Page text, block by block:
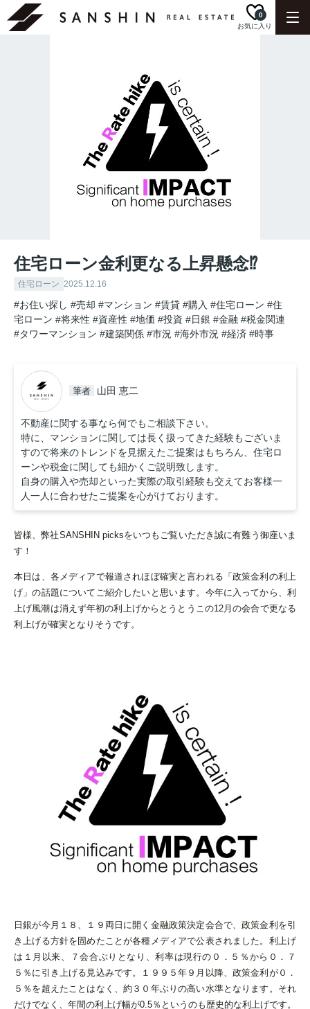
お気に入り
0
住宅ローン金利更なる上昇懸念⁉︎
住宅ローン 2025.12.16
#お住い探し #売却 #マンション #賃貸 #購入 #住宅ローン #住
宅ローン #将来性 #資産性 #地価 #投資 #日銀 #金融 #税金関連
#タワーマンション #建築関係 #市況 #海外市況 #経済 #時事
筆者 山田 恵二
不動産に関する事なら何でもご相談下さい。
特に、マンションに関しては長く扱ってきた経験もございま
すので将来のトレンドを見据えたご提案はもちろん、住宅ロ
ーンや税金に関しても細かくご説明致します。
自身の購入や売却といった実際の取引経験も交えてお客様一
人一人に合わせたご提案を心がけております。
皆様、弊社SANSHIN picksをいつもご覧いただき誠に有難う御座いま
す！
本日は、各メディアで報道されほぼ確実と言われる「政策金利の利上
げ」の話題についてご紹介したいと思います。今年に入ってから、利
上げ風潮は消えず年初の利上げからとうとうこの12月の会合で更なる
利上げが確実となりそうです。
日銀が今月１８、１９両日に開く金融政策決定会合で、政策金利を引
き上げる方針を固めたことが各種メディアで公表されました。利上げ
は１月以来、７会合ぶりとなり、利率は現行の０．５％から０．７
５％に引き上げる見込みです。１９９５年９月以降、政策金利が０．
５％を超えたことはなく、約３０年ぶりの高い水準となります。それ
だけでなく、年間の利上げ幅が0.5％というのも歴史的な利上げです。